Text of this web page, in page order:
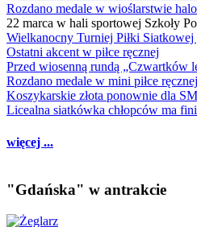
Rozdano medale w wioślarstwie
22 marca w hali sportowej Szkoły
Wielkanocny Turniej Piłki Siatkowej
Ostatni akcent w piłce ręcznej
Przed wiosenną rundą „Czwartków
Rozdano medale w mini piłce ręcznej
Koszykarskie złota ponownie dla
Licealna siatkówka chłopców ma
więcej ...
"Gdańska" w antrakcie